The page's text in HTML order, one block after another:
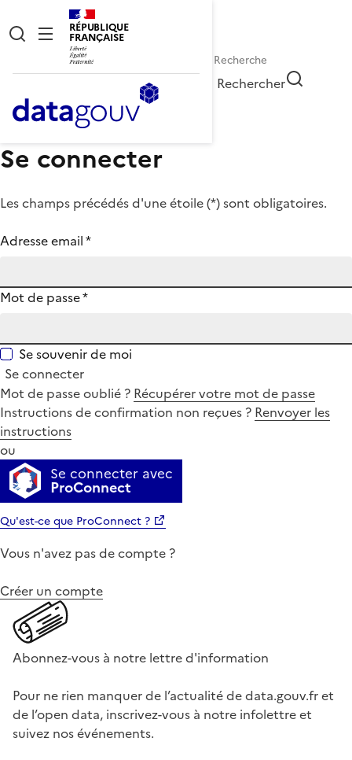
RÉPUBLIQUE
FRANÇAISE
Rechercher
Se connecter
Les champs précédés d'une étoile (*) sont obligatoires.
Adresse email*
Mot de passe*
Se souvenir de moi
Se connecter
Mot de passe oublié ? Récupérer votre mot de passe
Instructions de confirmation non reçues ? Renvoyer les
instructions
ou
Se connecter avec
ProConnect
Qu'est-ce que ProConnect ?
Vous n'avez pas de compte ?
Créer un compte
Abonnez-vous à notre lettre d'information
Pour ne rien manquer de l’actualité de data.gouv.fr et
de l’open data, inscrivez-vous à notre infolettre et
suivez nos événements.